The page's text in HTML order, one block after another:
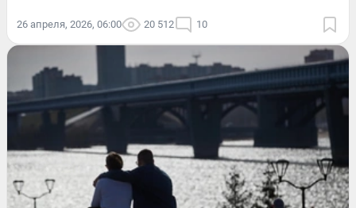
26 апреля, 2026, 06:00 20 512 10